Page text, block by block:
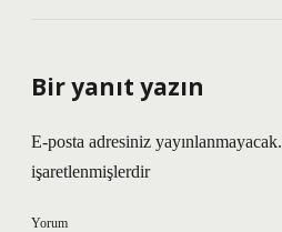
Bir yanıt yazın
E-posta adresiniz yayınlanmayacak.
işaretlenmişlerdir
Yorum